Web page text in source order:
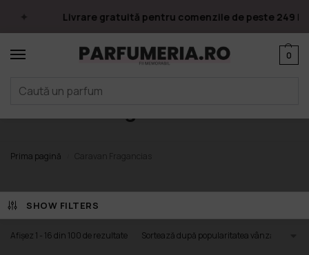
Livrare gratuită pentru comenzile de peste 249 lei
0
Prima pagină
SHOW FILTERS
Afișez 1 - 16 din 100 de rezultate